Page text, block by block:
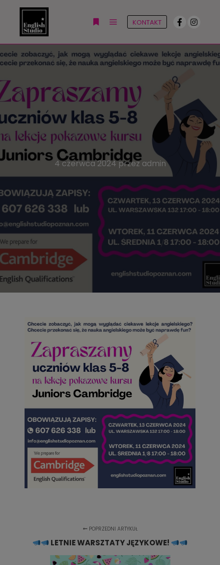
KONTAKT
4 czerwca 2024przezadmin
POPRZEDNI ARTYKUŁ
LETNIE WARSZTATY JĘZYKOWE!